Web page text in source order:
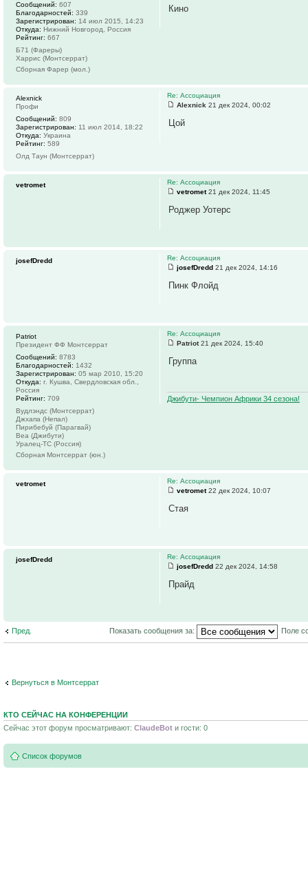
Кино
Сообщений: 607
Благодарностей: 339
Зарегистрирован: 14 июл 2015, 14:23
Откуда: Нижний Новгород, Россия
Рейтинг: 667
Б71 (Фареры)
Харрис (Монтсеррат)
Сборная Фарер (мол.)
Re: Ассоциация
Alexnick 21 дек 2024, 00:02
Цой
Alexnick
Профи
Сообщений: 809
Зарегистрирован: 11 июл 2014, 18:22
Откуда: Украина
Рейтинг: 589
Олд Таун (Монтсеррат)
Re: Ассоциация
vetromet21 дек 2024, 11:45
Роджер Уотерс
vetromet
Re: Ассоциация
josefDredd 21 дек 2024, 14:16
Пинк Флойд
josefDredd
Re: Ассоциация
Patriot21 дек 2024, 15:40
Группа
Джибути- Чемпион Африки 34 сезона!
Patriot
Президент ФФ Монтсеррат
Сообщений: 8783
Благодарностей: 1432
Зарегистрирован: 05 мар 2010, 15:20
Откуда: г. Кушва, Свердловская обл.,
Россия
Рейтинг: 709
Вудлэндс (Монтсеррат)
Джхапа (Непал)
Пирибебуй (Парагвай)
Веа (Джибути)
Уралец-ТС (Россия)
Сборная Монтсеррат (юн.)
Re: Ассоциация
vetromet22 дек 2024, 10:07
Стая
vetromet
Re: Ассоциация
josefDredd 22 дек 2024, 14:58
Прайд
josefDredd
Пред. Показать сообщения за: Поле
Вернуться в Монтсеррат
КТО СЕЙЧАС НА КОНФЕРЕНЦИИ
Сейчас этот форум просматривают: ClaudeBot и гости: 0
Список форумов